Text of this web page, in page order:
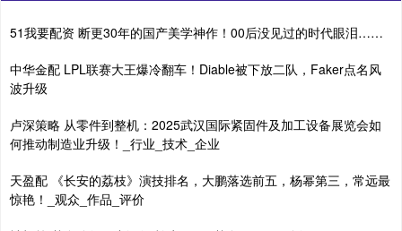
51我要配资 断更30年的国产美学神作！00后没见过的时代眼泪……
中华金配 LPL联赛大王爆冷翻车！Diable被下放二队，Faker点名风
波升级
卢深策略 从零件到整机：2025武汉国际紧固件及加工设备展览会如
何推动制造业升级！_行业_技术_企业
天盈配 《长安的荔枝》演技排名，大鹏落选前五，杨幂第三，常远最
惊艳！_观众_作品_评价